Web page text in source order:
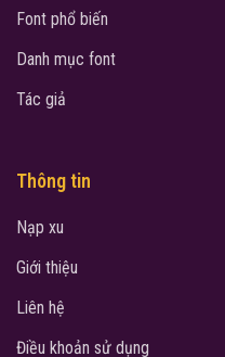
Font phổ biến
Danh mục font
Tác giả
Thông tin
Nạp xu
Giới thiệu
Liên hệ
Điều khoản sử dụng